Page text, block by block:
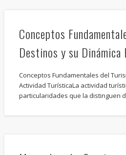
Conceptos
Destinos y su Dinámica
Conceptos Fundamentales del
Actividad TurísticaLa actividad
particularidades que la distinguen